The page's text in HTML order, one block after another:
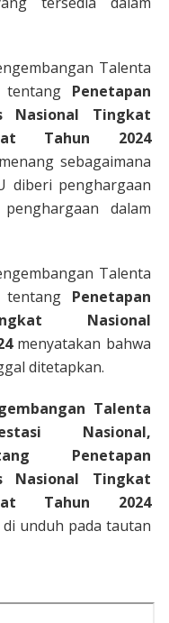
Talenta
tentang Penetapan
Nasional Tingkat
Tahun 2024
sebagaimana
diberi penghargaan
dalam
Talenta
tentang Penetapan
Nasional
menyatakan bahwa
ditetapkan.
Talenta
Nasional,
Penetapan
Nasional Tingkat
Tahun 2024
unduh pada tautan